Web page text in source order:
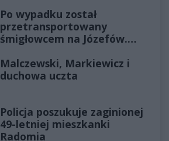
Po wypadku został
przetransportowany
śmigłowcem na Józefów.
Malczewski, Markiewicz i
duchowa uczta
Policja poszukuje zaginionej
49-letniej mieszkanki
Radomia